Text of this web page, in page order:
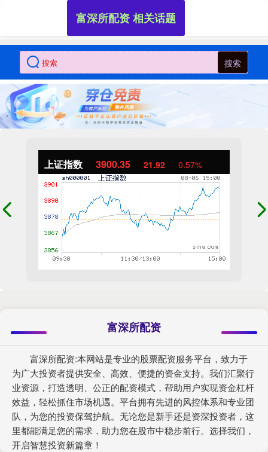
搜索
上证指数 3900.35 21.92 0.57%
富深所配资
富深所配资:本网站是专业的股票配资服务平台，致力于
为广大投资者提供安全、高效、便捷的资金支持。我们汇聚行
业资源，打造透明、公正的配资模式，帮助用户实现资金杠杆
效益，轻松抓住市场机遇。平台拥有先进的风控体系和专业团
队，为您的投资保驾护航。无论您是新手还是资深投资者，这
里都能满足您的需求，助力您在股市中稳步前行。选择我们，
开启智慧投资新篇章！
富深所配资 相关话题